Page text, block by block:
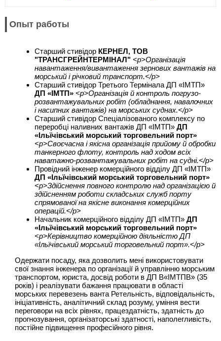
Опыт работы
Старший стивідор КЕРНЕЛ, ТОВ
"ТРАНСГРЕЙНТЕРМІНАЛ" <p>Організація
навантаження/вивантаження зернових вантажів на
морський і річковий транспорт.</p>
Старший стивідор Третього Термінала ДП «ІМТП»
ДП «ІМТП» <p>Організація й контроль погрузо-
розвантажувальних робіт (обладнання, навалочних
і насипних вантажів) на морських суднах.</p>
Старший стивідор Спеціалізованого комплексу по
переробці наливних вантажів ДП «ІМТП» ДП
«Ільїчівський морський торговельний порт»
<p>Своєчасна і якісна організація прийому й обробки
танкерного флоту, контроль над ходом всіх
наватажно-розвантажувальних робіт на судні.</p>
Провідний інженер комерційного відділу ДП «ІМТП»
ДП «Ільїчівський морський торговельний порт»
<p>Здійснення повного контролю над організацією й
здійсненням роботи складських служб порту
спрямованої на якісне виконання комерційних
операцій.</p>
Начальник комерційного відділу ДП «ІМТП» ДП
«Ільїчівський морський торговельний порт»
<p>Керівництво комерційною діяльністю ДП
«Ільїчівський морський торговельний порт».</p>
Одержати посаду, яка дозволить мені використовувати
свої знання інженера по організації й управлінню морським
транспортом, юриста, досвід роботи в ДП В«ІМТПВ» (35
років) і реалізувати бажання працювати в області
морських перевезень ванта Ретельність, відповідальність,
ініціативність, аналітичний склад розуму, уміння вести
переговори на всіх рівнях, працездатність, здатність до
прогнозування, організаторські здатності, наполегливість,
постійне підвищення професійного рівня.